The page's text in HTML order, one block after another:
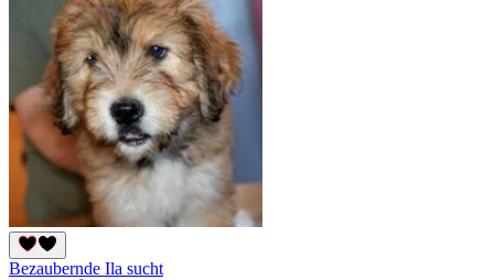
Bezaubernde Ila sucht